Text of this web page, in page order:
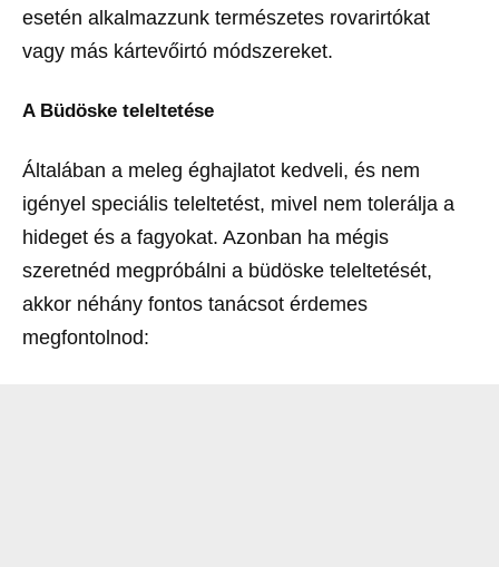
esetén alkalmazzunk természetes rovarirtókat
vagy más kártevőirtó módszereket.
A Büdöske teleltetése
Általában a meleg éghajlatot kedveli, és nem
igényel speciális teleltetést, mivel nem tolerálja a
hideget és a fagyokat. Azonban ha mégis
szeretnéd megpróbálni a büdöske teleltetését,
akkor néhány fontos tanácsot érdemes
megfontolnod: